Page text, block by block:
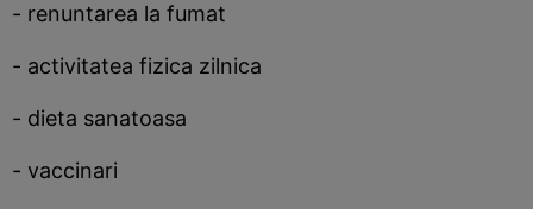
- renuntarea la fumat
- activitatea fizica zilnica
- dieta sanatoasa
- vaccinari